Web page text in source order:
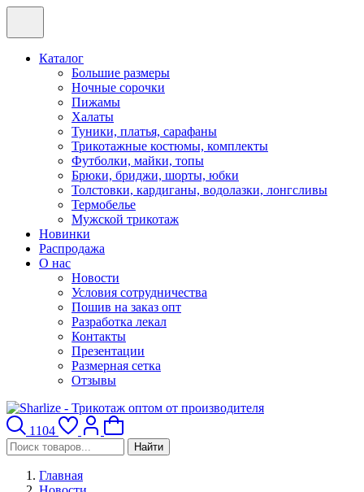
Каталог
Большие размеры
Ночные сорочки
Пижамы
Халаты
Туники, платья, сарафаны
Трикотажные костюмы, комплекты
Футболки, майки, топы
Брюки, бриджи, шорты, юбки
Толстовки, кардиганы, водолазки, лонгсливы
Термобелье
Мужской трикотаж
Новинки
Распродажа
О нас
Новости
Условия сотрудничества
Пошив на заказ опт
Разработка лекал
Контакты
Презентации
Размерная сетка
Отзывы
1104
Найти
Главная